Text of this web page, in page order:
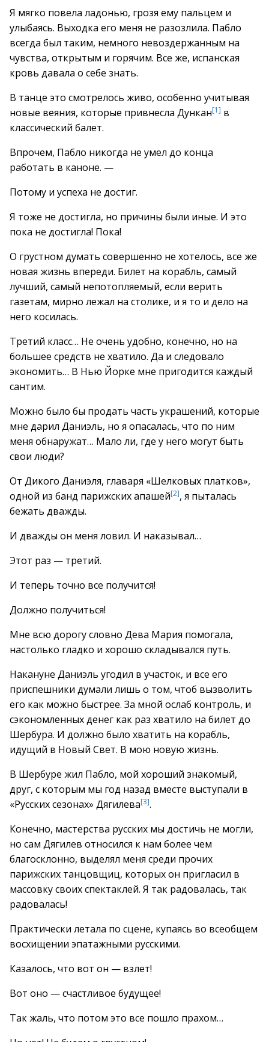
Я мягко повела ладонью, грозя ему пальцем и
улыбаясь. Выходка его меня не разозлила. Пабло
всегда был таким, немного невоздержанным на
чувства, открытым и горячим. Все же, испанская
кровь давала о себе знать.
В танце это смотрелось живо, особенно учитывая
новые веяния, которые привнесла Дункан[1] в
классический балет.
Впрочем, Пабло никогда не умел до конца
работать в каноне. —
Потому и успеха не достиг.
Я тоже не достигла, но причины были иные. И это
пока не достигла! Пока!
О грустном думать совершенно не хотелось, все же
новая жизнь впереди. Билет на корабль, самый
лучший, самый непотопляемый, если верить
газетам, мирно лежал на столике, и я то и дело на
него косилась.
Третий класс… Не очень удобно, конечно, но на
большее средств не хватило. Да и следовало
экономить… В Нью Йорке мне пригодится каждый
сантим.
Можно было бы продать часть украшений, которые
мне дарил Даниэль, но я опасалась, что по ним
меня обнаружат… Мало ли, где у него могут быть
свои люди?
От Дикого Даниэля, главаря «Шелковых платков»,
одной из банд парижских апашей[2], я пыталась
бежать дважды.
И дважды он меня ловил. И наказывал…
Этот раз — третий.
И теперь точно все получится!
Должно получиться!
Мне всю дорогу словно Дева Мария помогала,
настолько гладко и хорошо складывался путь.
Накануне Даниэль угодил в участок, и все его
приспешники думали лишь о том, чтоб вызволить
его как можно быстрее. За мной ослаб контроль, и
сэкономленных денег как раз хватило на билет до
Шербура. И должно было хватить на корабль,
идущий в Новый Свет. В мою новую жизнь.
В Шербуре жил Пабло, мой хороший знакомый,
друг, с которым мы год назад вместе выступали в
«Русских сезонах» Дягилева[3].
Конечно, мастерства русских мы достичь не могли,
но сам Дягилев относился к нам более чем
благосклонно, выделял меня среди прочих
парижских танцовщиц, которых он пригласил в
массовку своих спектаклей. Я так радовалась, так
радовалась!
Практически летала по сцене, купаясь во всеобщем
восхищении эпатажными русскими.
Казалось, что вот он — взлет!
Вот оно — счастливое будущее!
Так жаль, что потом это все пошло прахом…